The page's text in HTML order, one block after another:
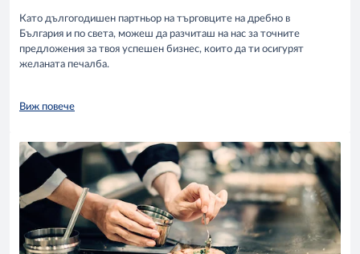
Като дългогодишен партньор на търговците на дребно в
България и по света, можеш да разчиташ на нас за точните
предложения за твоя успешен бизнес, които да ти осигурят
желаната печалба.
Виж повече